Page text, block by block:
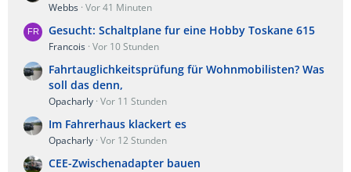
Webbs Vor 41 Minuten
Gesucht: Schaltplane fur eine Hobby Toskane 615
Francois Vor 10 Stunden
Fahrtauglichkeitsprüfung für Wohnmobilisten? Was
soll das denn,
Opacharly Vor 11 Stunden
Im Fahrerhaus klackert es
Opacharly Vor 12 Stunden
CEE-Zwischenadapter bauen